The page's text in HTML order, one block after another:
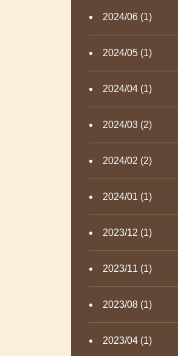
2024/06 (1)
2024/05 (1)
2024/04 (1)
2024/03 (2)
2024/02 (2)
2024/01 (1)
2023/12 (1)
2023/11 (1)
2023/08 (1)
2023/04 (1)